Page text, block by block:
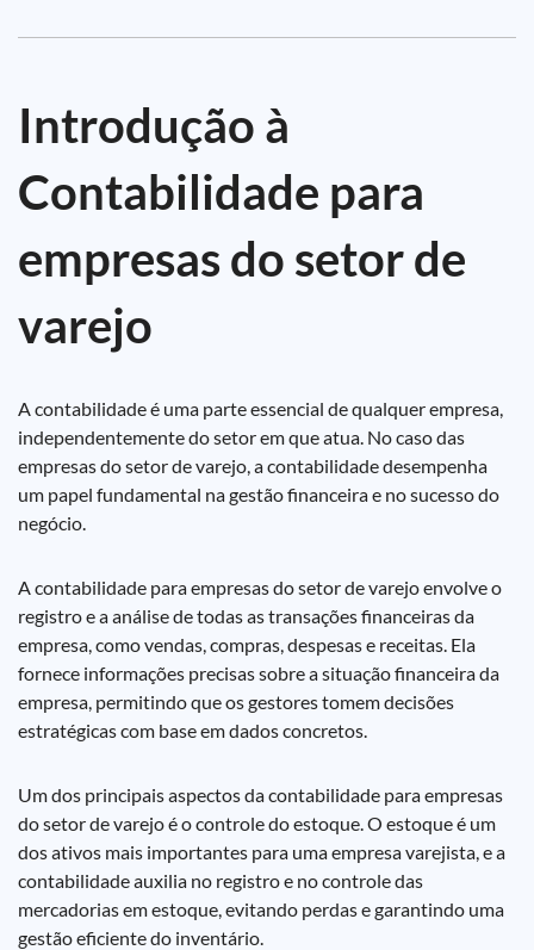
Introdução à
Contabilidade para
empresas do setor de
varejo
A contabilidade é uma parte essencial de qualquer empresa,
independentemente do setor em que atua. No caso das
empresas do setor de varejo, a contabilidade desempenha
um papel fundamental na gestão financeira e no sucesso do
negócio.
A contabilidade para empresas do setor de varejo envolve o
registro e a análise de todas as transações financeiras da
empresa, como vendas, compras, despesas e receitas. Ela
fornece informações precisas sobre a situação financeira da
empresa, permitindo que os gestores tomem decisões
estratégicas com base em dados concretos.
Um dos principais aspectos da contabilidade para empresas
do setor de varejo é o controle do estoque. O estoque é um
dos ativos mais importantes para uma empresa varejista, e a
contabilidade auxilia no registro e no controle das
mercadorias em estoque, evitando perdas e garantindo uma
gestão eficiente do inventário.